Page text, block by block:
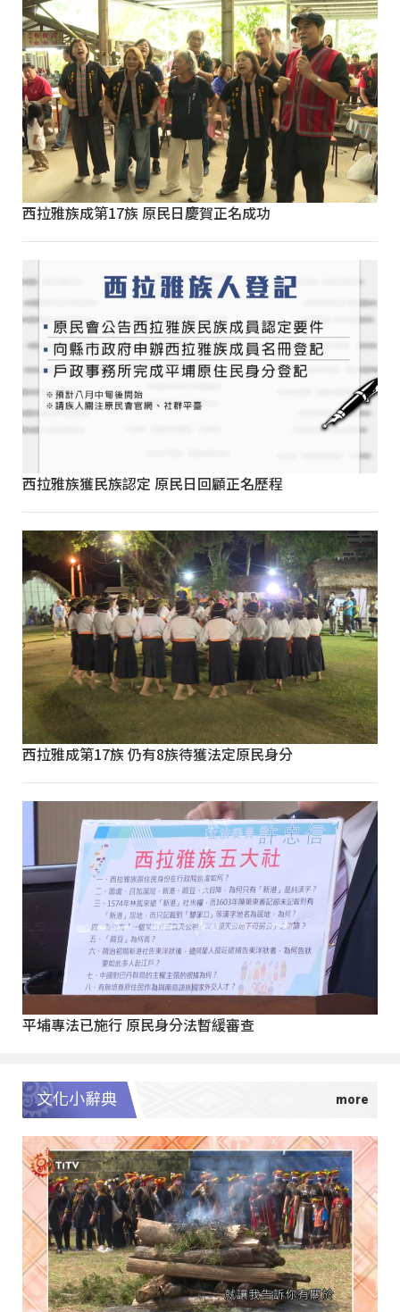
西拉雅族成第17族 原民日慶賀正名成功
西拉雅族獲民族認定 原民日回顧正名歷程
西拉雅成第17族 仍有8族待獲法定原民身分
平埔專法已施行 原民身分法暫緩審查
文化小辭典